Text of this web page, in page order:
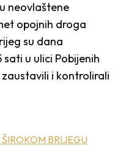
neovlaštene
opojnih droga
su dana
u ulici Pobijenih
i kontrolirali